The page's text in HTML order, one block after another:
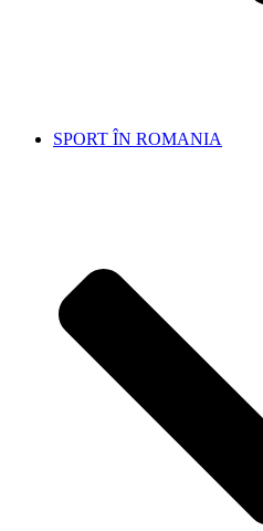
SPORT ÎN ROMANIA